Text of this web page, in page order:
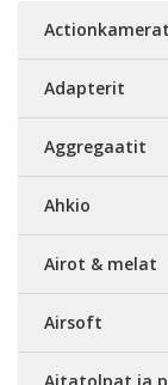
Actionkamerat
Adapterit
Aggregaatit
Ahkio
Airot & melat
Airsoft